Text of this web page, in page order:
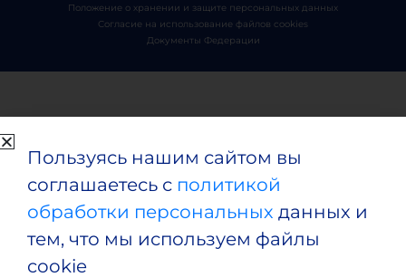
Положение о хранении и защите персональных данных
Согласие на использование файлов cookies
Документы Федерации
Пользуясь нашим сайтом вы
соглашаетесь с политикой
обработки персональных данных и
тем, что мы используем файлы
cookie